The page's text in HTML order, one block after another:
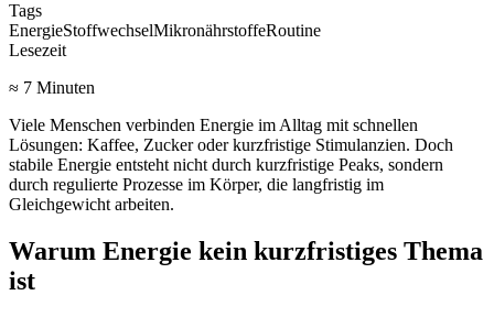
Tags
EnergieStoffwechselMikronährstoffeRoutine
Lesezeit
≈ 7 Minuten
Viele Menschen verbinden Energie im Alltag mit schnellen
Lösungen: Kaffee, Zucker oder kurzfristige Stimulanzien. Doch
stabile Energie entsteht nicht durch kurzfristige Peaks, sondern
durch regulierte Prozesse im Körper, die langfristig im
Gleichgewicht arbeiten.
Warum Energie kein kurzfristiges Thema
ist